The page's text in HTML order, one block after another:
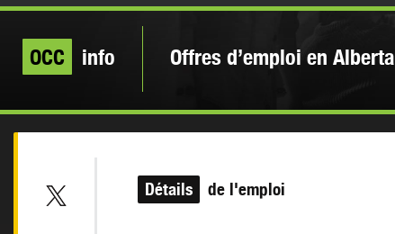
OCC info Offres d’emploi en Alberta
Détails de l'emploi